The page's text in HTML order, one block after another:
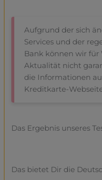
Aufgrund der sich
Services und der
Bank können wir
Aktualität nicht
die Informationen
Kreditkarte-
Das Ergebnis unseres
Das bietet Dir die